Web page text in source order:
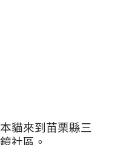
貓來到苗栗縣三
社區。